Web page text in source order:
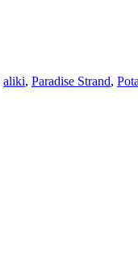
aliki, Paradise Strand,